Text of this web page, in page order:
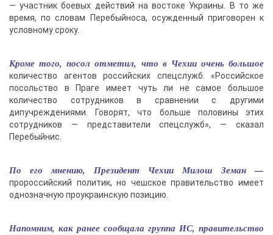
— участник боевых действий на востоке Украины. В то же
время, по словам Перебыйноса, осужденный приговорен к
условному сроку.
Кроме того, посол отметил, что в Чехии очень большое
количество агентов российских спецслужб. «Российское
посольство в Праге имеет чуть ли не самое большое
количество сотрудников в сравнении с другими
дипучреждениями. Говорят, что больше половины этих
сотрудников — представители спецслужб», — сказал
Перебыйнис.
По его мнению, Президент Чехии Милош Земан —
пророссийский политик, но чешское правительство имеет
однозначную проукраинскую позицию.
Напомним, как ранее сообщала группа ИС, правительство